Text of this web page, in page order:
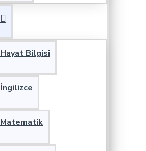
Hayat Bilgisi
İngilizce
Matematik